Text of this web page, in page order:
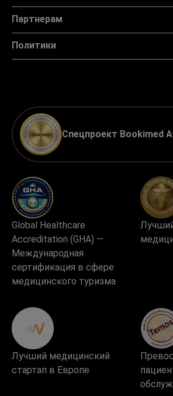
Партнерам
Политики
Спецпроект Bookimed
Global Healthcare
Accreditation (GHA) —
Международная
сертификация в сфере
медицинского туризма
Лучший медицинский
стартап в Европе